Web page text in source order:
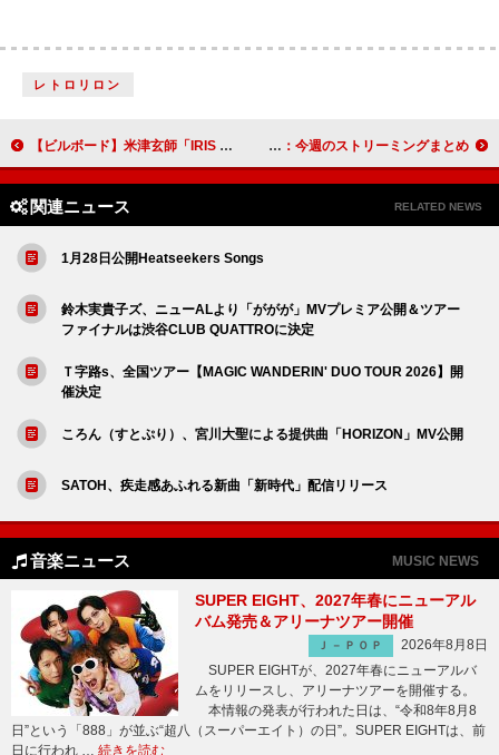
レトロリロン
【ビルボード】米津玄師「IRIS OUT」ストリーミング・ソング首位奪還 ミスチル新曲が初登場 Novelbright「Walking with you」5億回突破：今週のストリーミングまとめ
関連ニュース RELATED NEWS
1月28日公開Heatseekers Songs
鈴木実貴子ズ、ニューALより「ががが」MVプレミア公開＆ツアー
ファイナルは渋谷CLUB QUATTROに決定
Ｔ字路s、全国ツアー【MAGIC WANDERIN' DUO TOUR 2026】開
催決定
ころん（すとぷり）、宮川大聖による提供曲「HORIZON」MV公開
SATOH、疾走感あふれる新曲「新時代」配信リリース
音楽ニュース MUSIC NEWS
SUPER EIGHT、2027年春にニューアル
バム発売＆アリーナツアー開催
Ｊ－ＰＯＰ
2026年8月8日
SUPER EIGHTが、2027年春にニューアルバ
ムをリリースし、アリーナツアーを開催する。
本情報の発表が行われた日は、“令和8年8月8
日”という「888」が並ぶ“超八（スーパーエイト）の日”。SUPER EIGHTは、前
日に行われ … 続きを読む